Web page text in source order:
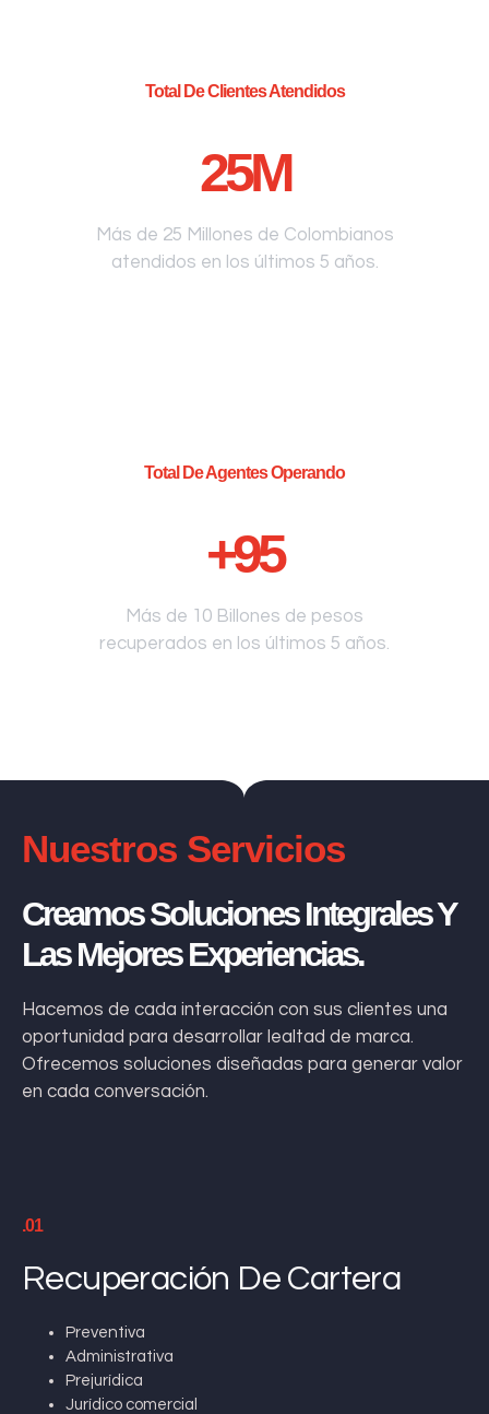
Total De Clientes Atendidos
25M
Más de 25 Millones de Colombianos
atendidos en los últimos 5 años.
Total De Agentes Operando
+95
Más de 10 Billones de pesos
recuperados en los últimos 5 años.
Nuestros Servicios
Creamos Soluciones Integrales Y
Las Mejores Experiencias.
Hacemos de cada interacción con sus clientes una
oportunidad para desarrollar lealtad de marca.
Ofrecemos soluciones diseñadas para generar valor
en cada conversación.
.01
Recuperación De Cartera
Preventiva
Administrativa
Prejurídica
Jurídico comercial